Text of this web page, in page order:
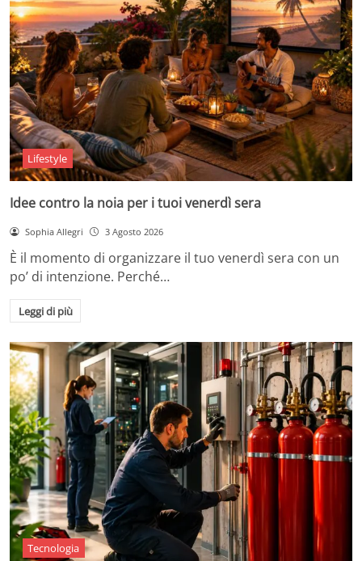
Lifestyle
Idee contro la noia per i tuoi venerdì sera
Sophia Allegri 3 Agosto 2026
È il momento di organizzare il tuo venerdì sera con un
po’ di intenzione. Perché…
Leggi di più
Tecnologia